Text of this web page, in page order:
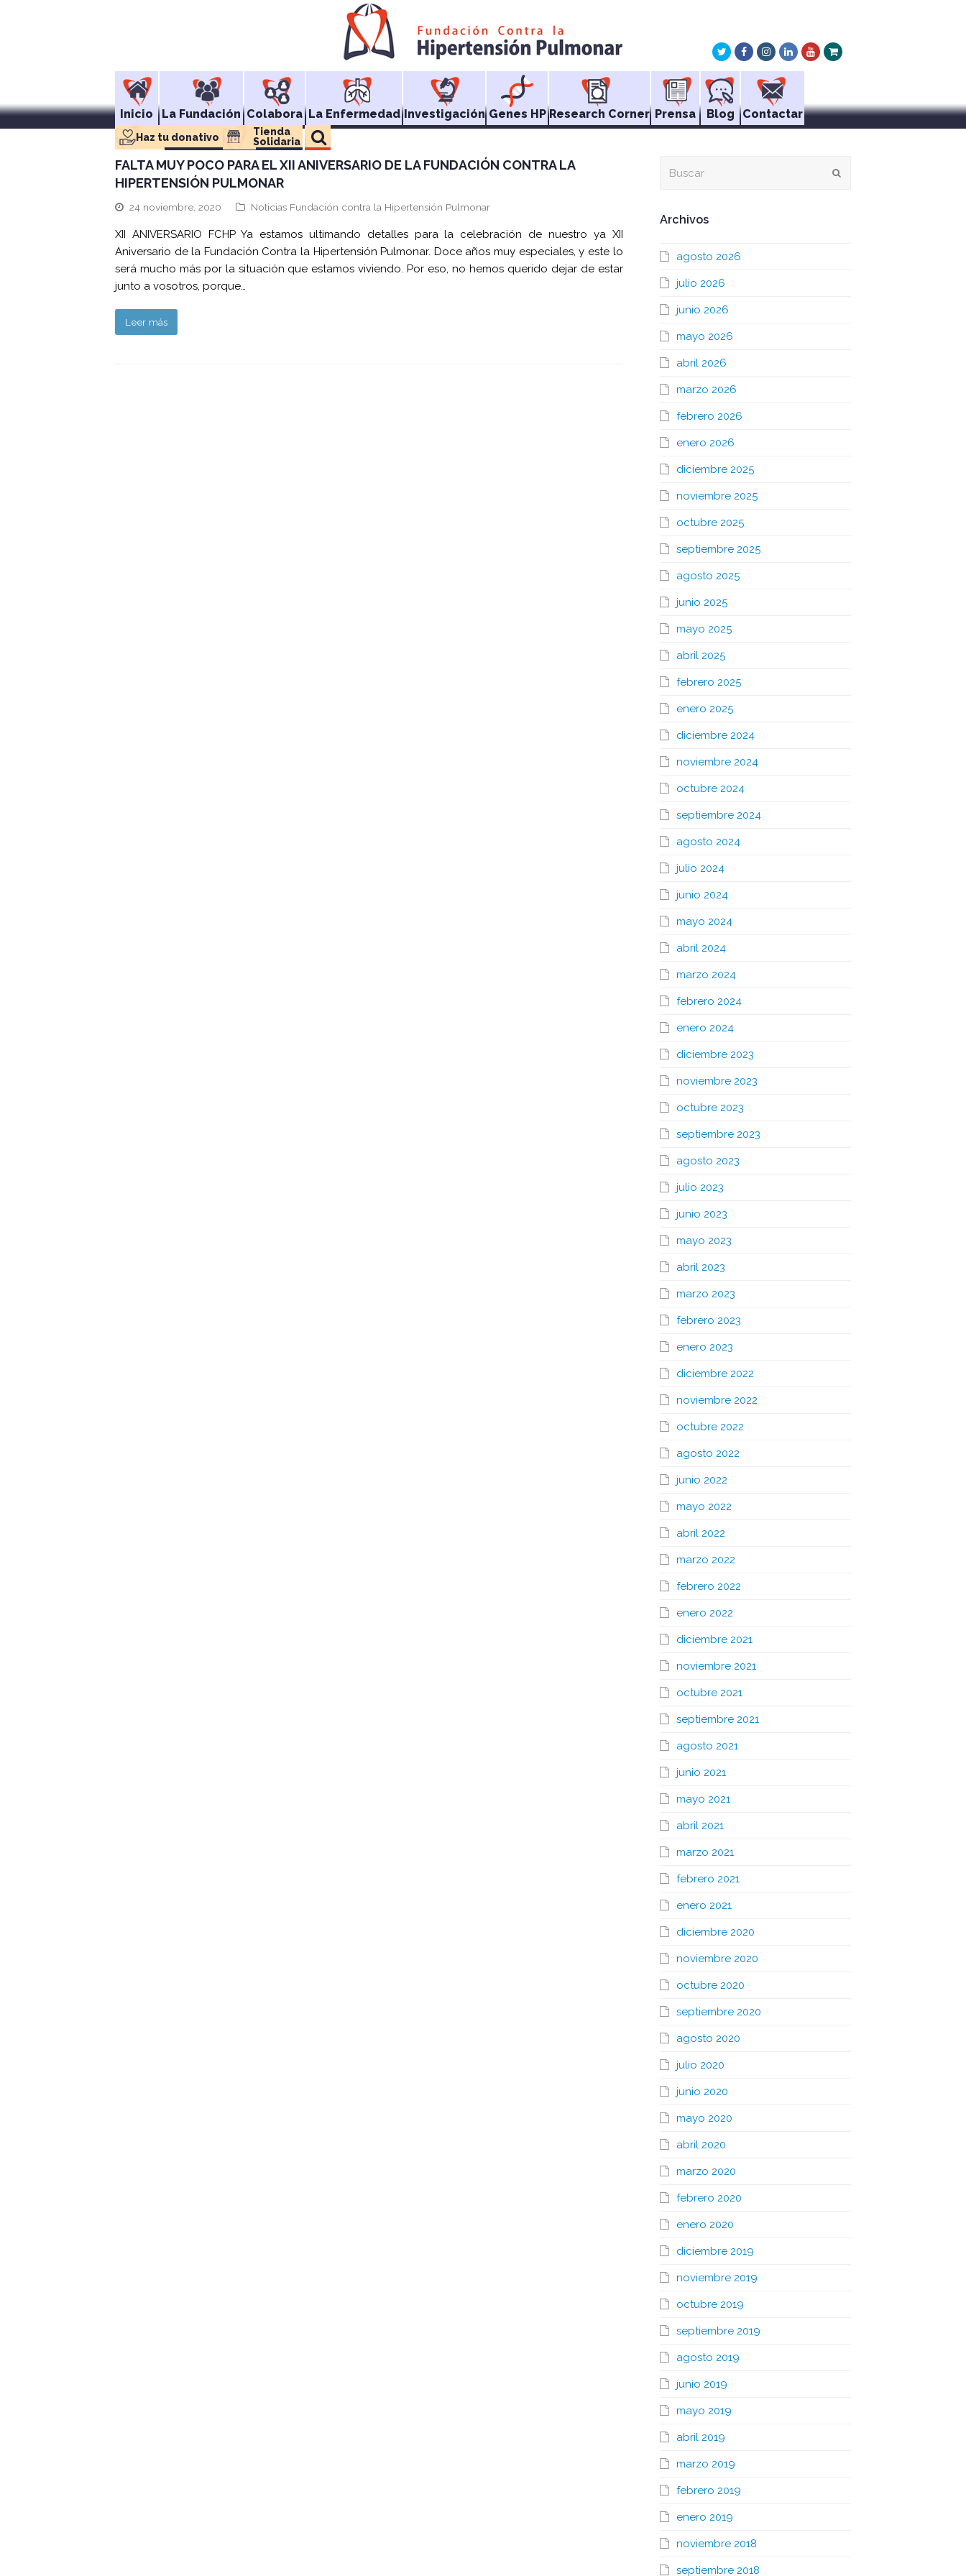
TwitterFacebookInstagram
LinkedInYoutube
Xing
Inicio La Fundación Colabora La Enfermedad Investigación Genes HP Research Corner Prensa Blog Contactar
Haz tu donativo
Tienda
Solidaria
FALTA MUY POCO PARA EL XII ANIVERSARIO DE LA FUNDACIÓN CONTRA LA
HIPERTENSIÓN PULMONAR
24 noviembre, 2020 Noticias Fundación contra la Hipertensión Pulmonar
XII ANIVERSARIO FCHP Ya estamos ultimando detalles para la celebración de nuestro ya XII
Aniversario de la Fundación Contra la Hipertensión Pulmonar. Doce años muy especiales, y este lo
será mucho más por la situación que estamos viviendo. Por eso, no hemos querido dejar de estar
junto a vosotros, porque…
Leer más
Archivos
agosto 2026
julio 2026
junio 2026
mayo 2026
abril 2026
marzo 2026
febrero 2026
enero 2026
diciembre 2025
noviembre 2025
octubre 2025
septiembre 2025
agosto 2025
junio 2025
mayo 2025
abril 2025
febrero 2025
enero 2025
diciembre 2024
noviembre 2024
octubre 2024
septiembre 2024
agosto 2024
julio 2024
junio 2024
mayo 2024
abril 2024
marzo 2024
febrero 2024
enero 2024
diciembre 2023
noviembre 2023
octubre 2023
septiembre 2023
agosto 2023
julio 2023
junio 2023
mayo 2023
abril 2023
marzo 2023
febrero 2023
enero 2023
diciembre 2022
noviembre 2022
octubre 2022
agosto 2022
junio 2022
mayo 2022
abril 2022
marzo 2022
febrero 2022
enero 2022
diciembre 2021
noviembre 2021
octubre 2021
septiembre 2021
agosto 2021
junio 2021
mayo 2021
abril 2021
marzo 2021
febrero 2021
enero 2021
diciembre 2020
noviembre 2020
octubre 2020
septiembre 2020
agosto 2020
julio 2020
junio 2020
mayo 2020
abril 2020
marzo 2020
febrero 2020
enero 2020
diciembre 2019
noviembre 2019
octubre 2019
septiembre 2019
agosto 2019
junio 2019
mayo 2019
abril 2019
marzo 2019
febrero 2019
enero 2019
noviembre 2018
septiembre 2018